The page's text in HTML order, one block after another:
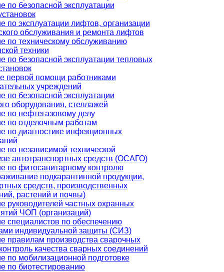
по безопасной эксплуатации
по эксплуатации лифтов, организации
обслуживания и ремонта лифтов
по техническому обслуживанию
техники
по безопасной эксплуатации тепловых
первой помощи работниками
учреждений
по безопасной эксплуатации
оборудования, стеллажей
по нефтегазовому делу
по отделочным работам
по диагностике инфекционных
по независимой технической
автотранспортных средств (ОСАГО)
по фитосанитарному контролю
подкарантинной продукции,
средств, производственных
растений и почвы)
руководителей частных охранных
ЧОП (организаций)
специалистов по обеспечению
индивидуальной защиты (СИЗ)
правилам производства сварочных
качества сварных соединений
по мобилизационной подготовке
по биотестированию